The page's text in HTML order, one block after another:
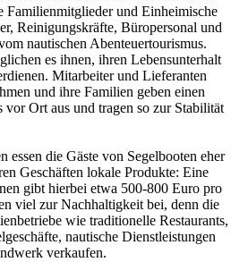
Familienmitglieder und Einheimische
Reinigungskräfte, Büropersonal und
nautischen Abenteuertourismus.
es ihnen, ihren Lebensunterhalt
Mitarbeiter und Lieferanten
und ihre Familien geben einen
Ort aus und tragen so zur Stabilität
essen die Gäste von Segelbooten eher
Geschäften lokale Produkte: Eine
gibt hierbei etwa 500-800 Euro pro
viel zur Nachhaltigkeit bei, denn die
wie traditionelle Restaurants,
nautische Dienstleistungen
verkaufen.